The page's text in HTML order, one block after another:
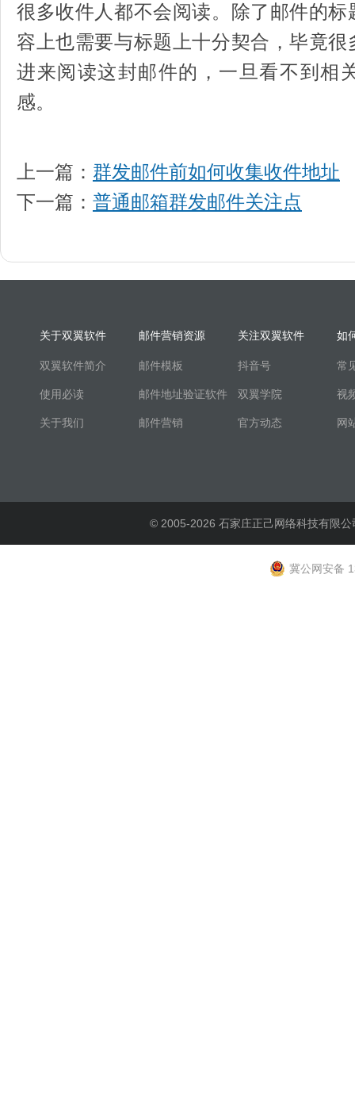
很多收件人都不会阅读。除了邮件的
容上也需要与标题上十分契合，毕竟
进来阅读这封邮件的，一旦看不到相
感。
上一篇： 群发邮件前如何收集收件地址
下一篇： 普通邮箱群发邮件关注点
关于双翼软件
双翼软件简介
使用必读
关于我们
邮件营销资源
邮件模板
邮件地址验证软件
邮件营销
关注双翼软件
抖音号
双翼学院
官方动态
如
常
视
网
© 2005-2026 石家庄正己网络科技有限
冀公网安备